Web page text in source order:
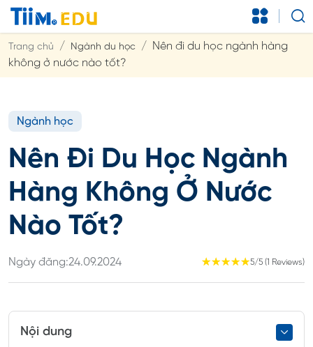
Trang chủ Ngành du học
Nên đi du học ngành hàng
không ở nước nào tốt?
Ngành học
Nên Đi Du Học Ngành
Hàng Không Ở Nước
Nào Tốt?
Ngày đăng:24.09.2024 ☆
☆
☆
☆
☆ 5/5 (1 Reviews)
Nội dung